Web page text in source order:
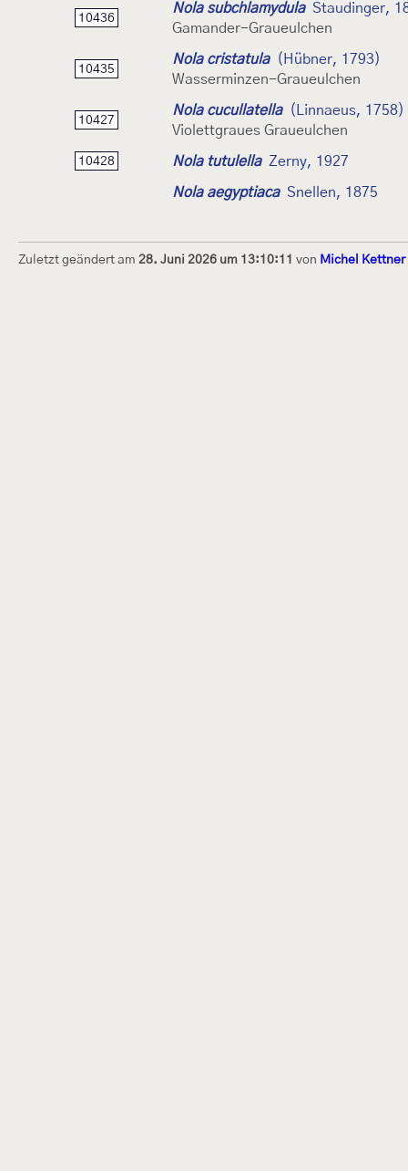
10436
Nola subchlamydula Staudinger,
Gamander-Graueulchen
10435
Nola cristatula
(Hübner, 1793)
Wasserminzen-Graueulchen
10427
Nola cucullatella
(Linnaeus, 1758)
Violettgraues Graueulchen
10428 Nola tutulella Zerny, 1927
Nola aegyptiaca Snellen, 1875
Zuletzt geändert am 28. Juni 2026 um 13:10:11 von Michel Kettner